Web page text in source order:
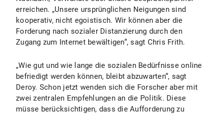
erreichen. „Unsere ursprünglichen Neigungen sind
kooperativ, nicht egoistisch. Wir können aber die
Forderung nach sozialer Distanzierung durch den
Zugang zum Internet bewältigen“, sagt Chris Frith.
„Wie gut und wie lange die sozialen Bedürfnisse online
befriedigt werden können, bleibt abzuwarten“, sagt
Deroy. Schon jetzt wenden sich die Forscher aber mit
zwei zentralen Empfehlungen an die Politik. Diese
müsse berücksichtigen, dass die Aufforderung zu